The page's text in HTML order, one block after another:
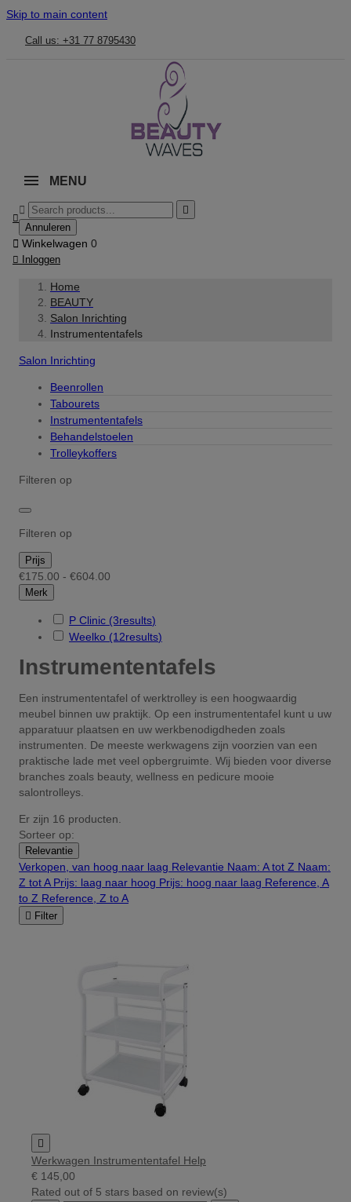
Skip to main content
Call us: +31 77 8795430
MENU



Annuleren
 Winkelwagen 0
 Inloggen
Home
BEAUTY
Salon Inrichting
Instrumententafels
Salon Inrichting
Beenrollen
Tabourets
Instrumententafels
Behandelstoelen
Trolleykoffers
Filteren op
Filteren op
Prijs
€175.00 - €604.00
Merk
P Clinic (3results)
Weelko (12results)
Instrumententafels
Een instrumententafel of werktrolley is een hoogwaardig
meubel binnen uw praktijk. Op een instrumententafel kunt u uw
apparatuur plaatsen en uw werkbenodigdheden zoals
instrumenten. De meeste werkwagens zijn voorzien van een
praktische lade met veel opbergruimte. Wij bieden voor diverse
branches zoals beauty, wellness en pedicure mooie
salontrolleys.
Er zijn 16 producten.
Sorteer op:
Relevantie
Verkopen, van hoog naar laag Relevantie Naam: A tot Z Naam:
Z tot A Prijs: laag naar hoog Prijs: hoog naar laag Reference, A
to Z Reference, Z to A
 Filter

Werkwagen Instrumententafel Help
€ 145,00
Rated out of 5 stars based on review(s)